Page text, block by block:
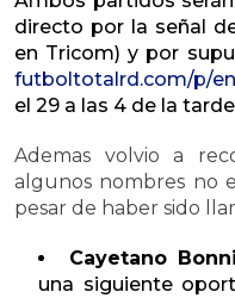
directo por la señal
en Tricom) y por
futboltotalrd.com/p/
el 29 a las 4 de la
Ademas volvio a
algunos nombres no
pesar de haber sido
Cayetano
una siguiente